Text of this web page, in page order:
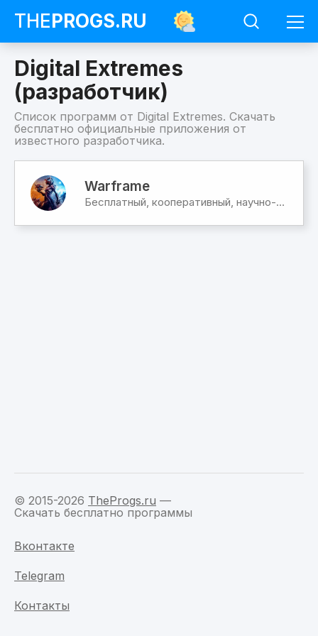
THEPROGS.RU
Digital Extremes
(разработчик)
Список программ от Digital Extremes. Скачать
бесплатно официальные приложения от
известного разработчика.
Digital
Extremes
(разработчик)
Warframe
Бесплатный, кооперативный, научно-фантастический шутер от 3-го лица
© 2015-2026 TheProgs.ru —
Скачать бесплатно программы
Вконтакте
Telegram
Контакты